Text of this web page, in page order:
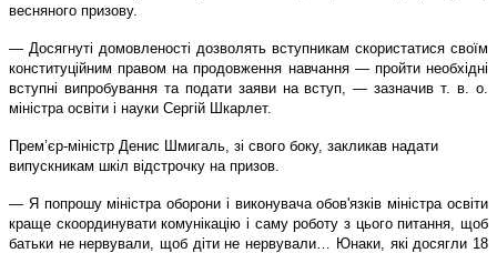
весняного призову.
— Досягнуті домовленості дозволять вступникам скористатися своїм
конституційним правом на продовження навчання — пройти необхідні
вступні випробування та подати заяви на вступ, — зазначив т. в. о.
міністра освіти і науки Сергій Шкарлет.
Прем’єр-міністр Денис Шмигаль , зі свого боку, закликав надати
випускникам шкіл відстрочку на призов.
— Я попрошу міністра оборони і виконувача обов'язків міністра освіти
краще скоординувати комунікацію і саму роботу з цього питання, щоб
батьки не нервували, щоб діти не нервували… Юнаки, які досягли 18